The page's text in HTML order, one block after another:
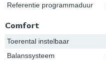
Referentie programmaduur
Comfort
Toerental instelbaar
Balanssysteem